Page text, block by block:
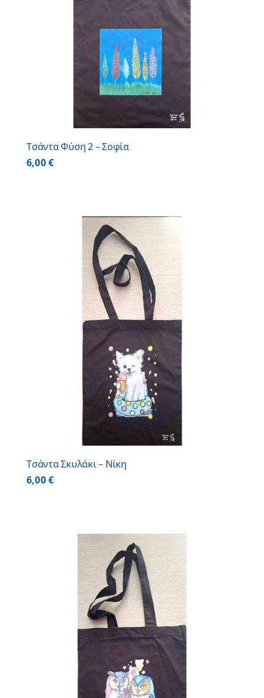
Τσάντα Φύση 2 – Σοφία
6,00€
Τσάντα Σκυλάκι – Νίκη
6,00€